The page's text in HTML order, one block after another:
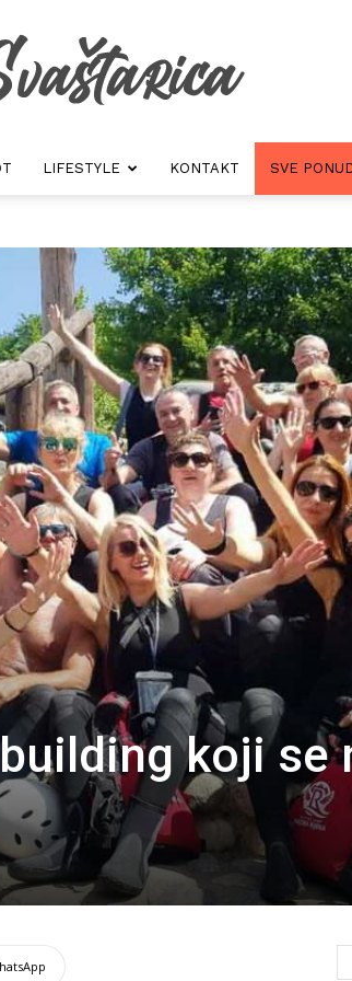
LIFESTYLE KONTAKT SVE
koji se